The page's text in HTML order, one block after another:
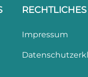
RECHTLICHES
Impressum